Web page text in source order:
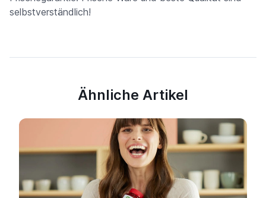
selbstverständlich!
Ähnliche Artikel